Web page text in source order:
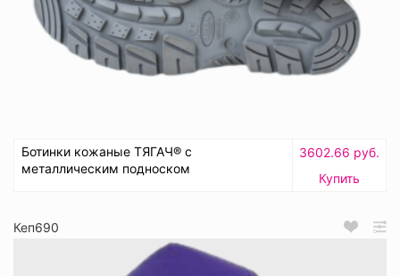
Ботинки кожаные ТЯГАЧ® с
металлическим подноском
3602.66 руб.
Купить
Кеп690